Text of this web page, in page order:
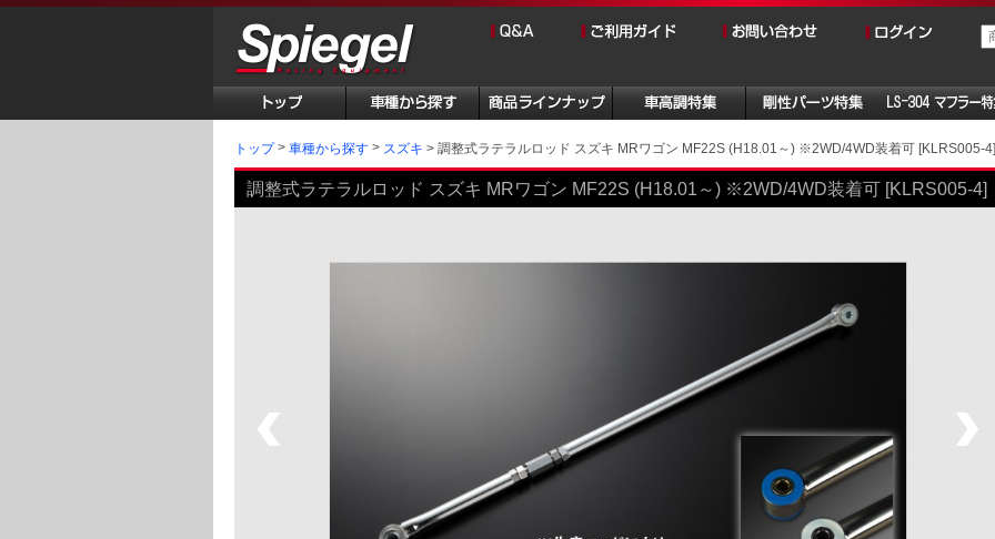
トップ 車種から探す スズキ 調整式ラテラルロッド スズキ MRワゴン MF22S (H18.01～) ※2WD/4WD装着可 [KLRS005-
調整式ラテラルロッド スズキ MRワゴン MF22S (H18.01～) ※2WD/4WD装着可 [KLRS005-4]